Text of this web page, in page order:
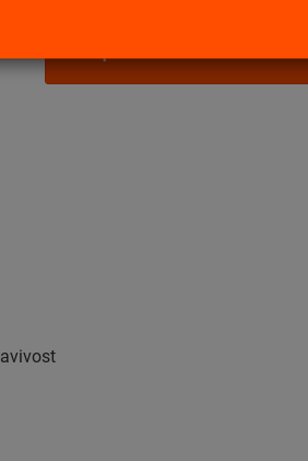
Jobsik.cz zpracovávat a spravovat